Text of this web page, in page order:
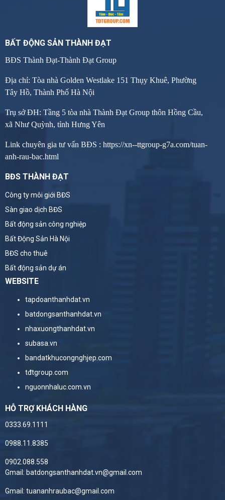
BẤT ĐỘNG SẢN THÀNH ĐẠT
BĐS Thành Đạt-Thành Đạt Group
Địa chỉ: Tòa nhà Golden Westlake 151 Thụy Khuê, Phường
Tây Hồ, Thành Phố Hà Nội
Trụ sở ĐH: Tầng 5 tòa nhà Thành Đạt Group thôn Hồng Cầu,
xã Như Quỳnh, tỉnh Hưng Yên
Link chuyên gia tư vấn BĐS : https://xn--ttgroup-g7a.com/tuan-
anh-rau-bac.html
BĐS THÀNH ĐẠT
Công ty môi giới BĐS
Sàn giao dịch BĐS
Bất động sản công nghiệp
Bất Động Sản Hà Nội
BĐS cho thuê
Bất động sản dự án
WEBSITE
tapdoanthanhdat.vn
batdongsanthanhdat.vn
nhaxuongthanhdat.vn
subasa.vn
bandatkhucongnghjep.com
tđtgroup.com
nguonnhaluc.com.vn
HỖ TRỢ KHÁCH HÀNG
0333.69.1111
0988.11.8385
0902.088.558
Gmail: batdongsanthanhdat.vn@gmail.com
Gmail: tuananhraubac@gmail.com